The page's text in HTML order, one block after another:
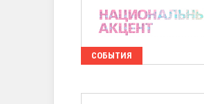
СОБЫТИЯ